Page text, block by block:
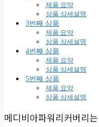
제품 요약
상품 상세설명
3번째 상품
제품 요약
상품 상세설명
4번째 상품
제품 요약
상품 상세설명
5번째 상품
제품 요약
상품 상세설명
메디비아파워리커버리